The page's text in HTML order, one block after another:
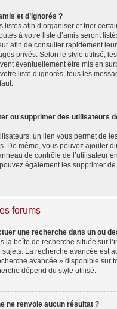
et d’ignorés ?
listes afin d’organiser et trier
à votre liste d’amis seront
afin de consulter rapidement
privés. Selon le style utilisé,
éventuellement être mis en
liste d’ignorés, tous les
ou supprimer des utilisateurs
un lien vous permet de
De même, vous pouvez ajouter
de contrôle de l’utilisateur
également les supprimer
forums
une recherche dans un ou
la boîte de recherche située sur
La recherche avancée est
avancée » disponible sur
dépend du style utilisé.
ne renvoie aucun résultat ?